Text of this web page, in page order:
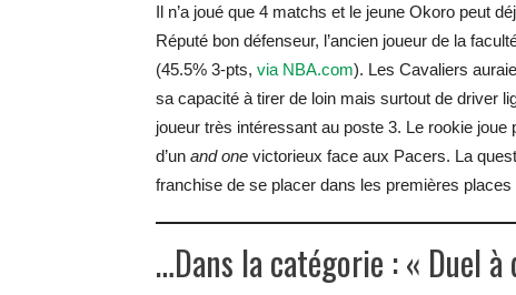
Il n’a joué que 4 matchs et le jeune Okoro peut
Réputé bon défenseur, l’ancien joueur de la
(45.5% 3-pts, via NBA.com). Les Cavaliers
sa capacité à tirer de loin mais surtout de driver
joueur très intéressant au poste 3. Le rookie
d’un and one victorieux face aux Pacers. La
franchise de se placer dans les premières
…Dans la catégorie : « Duel